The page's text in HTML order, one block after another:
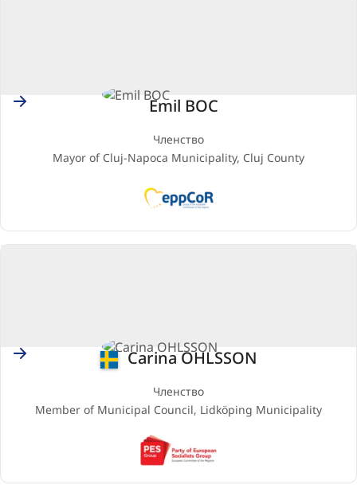
Romania
Emil BOC
Членство
Mayor of Cluj-Napoca Municipality, Cluj County
EPP
(European
Party)
SwedenCarina OHLSSON
Членство
Member of Municipal Council, Lidköping Municipality
(Party